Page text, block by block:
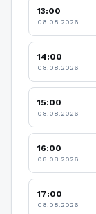
13:00
08.08.2026
14:00
08.08.2026
15:00
08.08.2026
16:00
08.08.2026
17:00
08.08.2026